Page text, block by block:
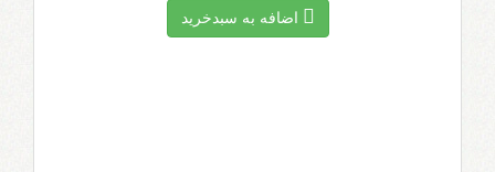
اضافه به سبد‌خرید